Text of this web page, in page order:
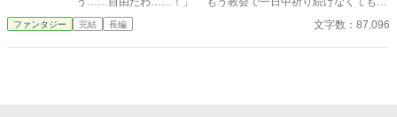
いのだ。
ファンタジー 完結 長編 文字数：87,096